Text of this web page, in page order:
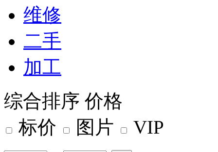
维修
二手
加工
综合排序 价格
标价
图片
VIP